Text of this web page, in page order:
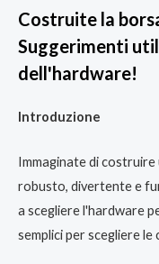
Costruite la
Suggerimenti
dell'hardware!
Introduzione
Immaginate di
robusto, divertente e
a scegliere l'hardware
semplici per scegliere le